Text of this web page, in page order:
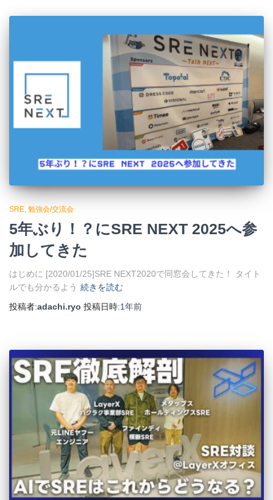
SRE 勉強会/交流会
5年ぶり！？にSRE NEXT 2025へ参
加してきた
はじめに [2020/01/25]SRE NEXT2020で同窓会してきた！ タイト
ルでも分かるよう 続きを読む
投稿者:adachi.ryo 投稿日時:1年前